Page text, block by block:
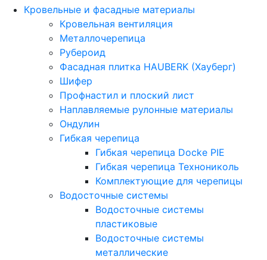
Кровельные и фасадные материалы
Кровельная вентиляция
Металлочерепица
Рубероид
Фасадная плитка HAUBERK (Хауберг)
Шифер
Профнастил и плоский лист
Наплавляемые рулонные материалы
Ондулин
Гибкая черепица
Гибкая черепица Docke PIE
Гибкая черепица Технониколь
Комплектующие для черепицы
Водосточные системы
Водосточные системы
пластиковые
Водосточные системы
металлические